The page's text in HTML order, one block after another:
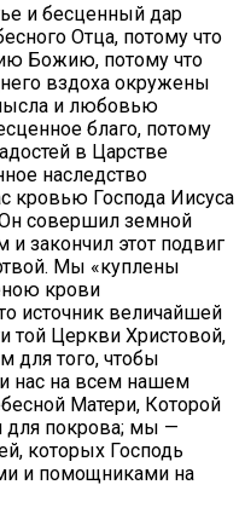
и бесценный дар
Отца, потому что
Божию, потому что
вздоха окружены
и любовью
благо, потому
в Царстве
наследство
кровью Господа Иисуса
совершил земной
закончил этот подвиг
Мы «куплены
крови
источник величайшей
той Церкви Христовой,
для того, чтобы
нас на всем нашем
Матери, Которой
для покрова; мы —
которых Господь
и помощниками на